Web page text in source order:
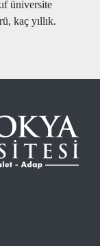
üniversite
kaç yıllık.